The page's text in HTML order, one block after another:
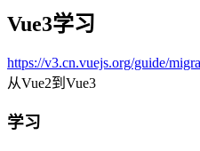
Vue3学习
https://v3.cn.vuejs.org/guide/
从Vue2到Vue3
学习